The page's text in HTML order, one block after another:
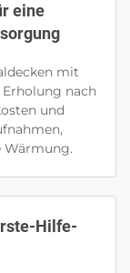
eine
mit
nach
und
Wärmung.
Hilfe-